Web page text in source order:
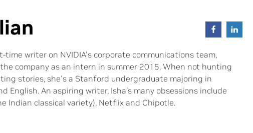
time writer on NVIDIA's corporate communications team,
company as an intern in summer 2015. When not hunting
stories, she's a Stanford undergraduate majoring in
English. An aspiring writer, Isha’s many obsessions include
Indian classical variety), Netflix and Chipotle.